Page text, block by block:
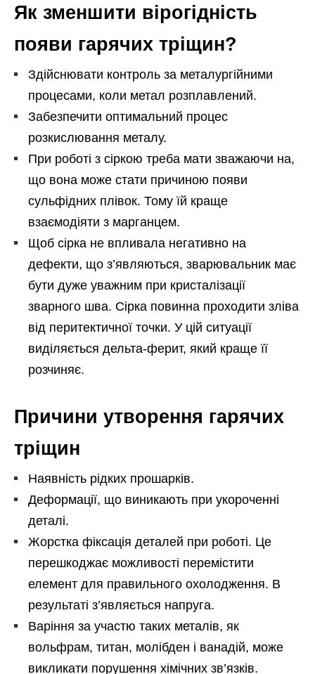
Як зменшити вірогідність
появи гарячих тріщин?
Здійснювати контроль за металургійними
процесами, коли метал розплавлений.
Забезпечити оптимальний процес
розкислювання металу.
При роботі з сіркою треба мати зважаючи на,
що вона може стати причиною появи
сульфідних плівок. Тому їй краще
взаємодіяти з марганцем.
Щоб сірка не впливала негативно на
дефекти, що з’являються, зварювальник має
бути дуже уважним при кристалізації
зварного шва. Сірка повинна проходити зліва
від перитектичної точки. У цій ситуації
виділяється дельта-ферит, який краще її
розчиняє.
Причини утворення гарячих
тріщин
Наявність рідких прошарків.
Деформації, що виникають при укороченні
деталі.
Жорстка фіксація деталей при роботі. Це
перешкоджає можливості перемістити
елемент для правильного охолодження. В
результаті з’являється напруга.
Варіння за участю таких металів, як
вольфрам, титан, молібден і ванадій, може
викликати порушення хімічних зв’язків.